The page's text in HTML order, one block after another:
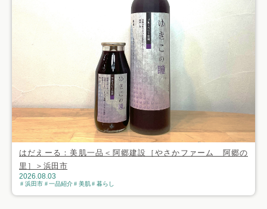
はだえーる：美肌一品＜阿郷建設［やさかファーム 阿郷の
里］＞浜田市
2026.08.03
浜田市 一品紹介 美肌 暮らし